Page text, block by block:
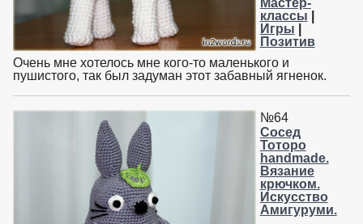
Мастер-
классы
Игры
Позитив
Очень мне хотелось мне кого-то маленького и
пушистого, так был задуман этот забавный ягненок.
№64
Сосед
Тоторо
handmade.
Вязание
крючком.
Искусство
Амигуруми.